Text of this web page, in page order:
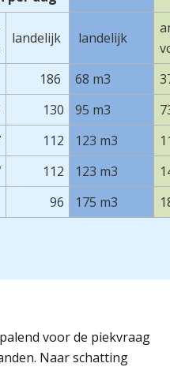
landelijk landelijk
186 68 m3
130 95 m3
112 123 m3
112 123 m3
96 175 m3
voor de piekvraag
Naar schatting